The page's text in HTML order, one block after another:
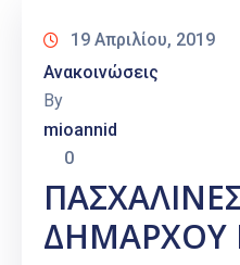
19 Απριλίου, 2019
Ανακοινώσεις
By
mioannid
0
ΔΗΜΑΡΧΟΥ